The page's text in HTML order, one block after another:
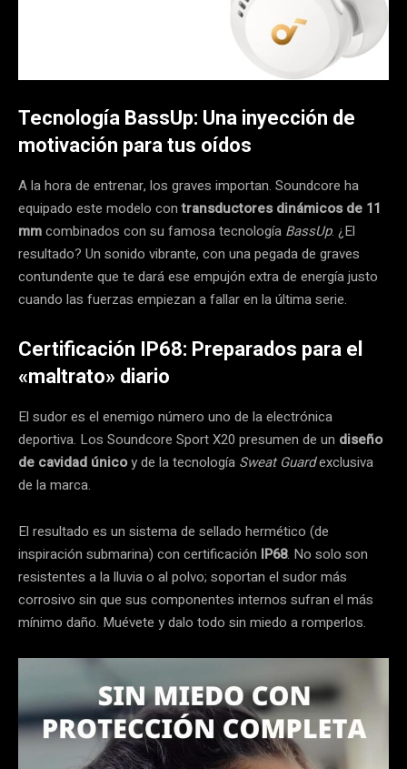
Tecnología BassUp: Una inyección de
motivación para tus oídos
A la hora de entrenar, los graves importan. Soundcore ha
equipado este modelo contransductores dinámicos de 11
mmcombinados con su famosa tecnología BassUp. ¿El
resultado? Un sonido vibrante, con una pegada de graves
contundente que te dará ese empujón extra de energía justo
cuando las fuerzas empiezan a fallar en la última serie.
Certificación IP68: Preparados para el
«maltrato» diario
El sudor es el enemigo número uno de la electrónica
deportiva. Los Soundcore Sport X20 presumen de un diseño
de cavidad únicoy de la tecnología Sweat Guardexclusiva
de la marca.
El resultado es un sistema de sellado hermético (de
inspiración submarina) con certificación IP68. No solo son
resistentes a la lluvia o al polvo; soportan el sudor más
corrosivo sin que sus componentes internos sufran el más
mínimo daño. Muévete y dalo todo sin miedo a romperlos.